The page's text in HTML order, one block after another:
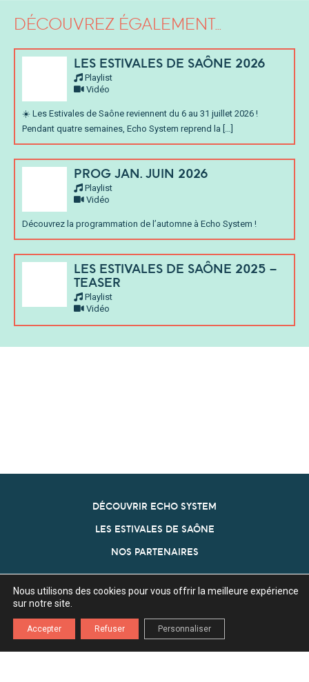
DÉCOUVREZ ÉGALEMENT...
LES ESTIVALES DE SAÔNE 2026
Playlist
Vidéo
☀️ Les Estivales de Saône reviennent du 6 au 31 juillet 2026 !
Pendant quatre semaines, Echo System reprend la […]
PROG JAN. JUIN 2026
Playlist
Vidéo
Découvrez la programmation de l’automne à Echo System !
LES ESTIVALES DE SAÔNE 2025 –
TEASER
Playlist
Vidéo
DÉCOUVRIR ECHO SYSTEM
LES ESTIVALES DE SAÔNE
NOS PARTENAIRES
ECHO SYSTEM
Z.A. l'Ecu 70360 Scey Sur Saône
03 84 75 80 29
Nous utilisons des cookies pour vous offrir la meilleure expérience
sur notre site.
Accepter Refuser Personnaliser